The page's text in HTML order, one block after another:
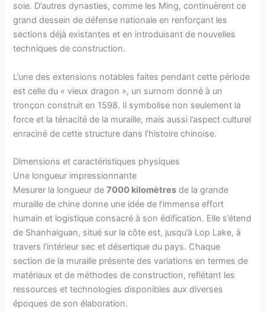
soie. D’autres dynasties, comme les Ming, continuèrent ce
grand dessein de défense nationale en renforçant les
sections déjà existantes et en introduisant de nouvelles
techniques de construction.
L’une des extensions notables faites pendant cette période
est celle du « vieux dragon », un surnom donné à un
tronçon construit en 1598. Il symbolise non seulement la
force et la ténacité de la muraille, mais aussi l’aspect culturel
enraciné de cette structure dans l’histoire chinoise.
Dimensions et caractéristiques physiques
Une longueur impressionnante
Mesurer la longueur de7000 kilomètres de la grande
muraille de chine donne une idée de l’immense effort
humain et logistique consacré à son édification. Elle s’étend
de Shanhaiguan, situé sur la côte est, jusqu’à Lop Lake, à
travers l’intérieur sec et désertique du pays. Chaque
section de la muraille présente des variations en termes de
matériaux et de méthodes de construction, reflétant les
ressources et technologies disponibles aux diverses
époques de son élaboration.